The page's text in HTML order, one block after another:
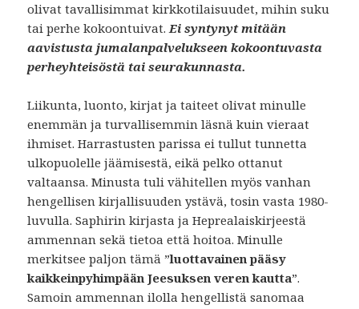
olivat tavallisimmat kirkkotilaisuudet, mihin suku
tai perhe kokoontuivat.Ei syntynyt mitään
aavistusta jumalanpalvelukseen kokoontuvasta
perheyhteisöstä tai seurakunnasta.
Liikunta, luonto, kirjat ja taiteet olivat minulle
enemmän ja turvallisemmin läsnä kuin vieraat
ihmiset. Harrastusten parissa ei tullut tunnetta
ulkopuolelle jäämisestä, eikä pelko ottanut
valtaansa. Minusta tuli vähitellen myös vanhan
hengellisen kirjallisuuden ystävä, tosin vasta 1980-
luvulla. Saphirin kirjasta ja Heprealaiskirjeestä
ammennan sekä tietoa että hoitoa. Minulle
merkitsee paljon tämä ”luottavainen pääsy
kaikkeinpyhimpään Jeesuksen veren kautta”.
Samoin ammennan ilolla hengellistä sanomaa